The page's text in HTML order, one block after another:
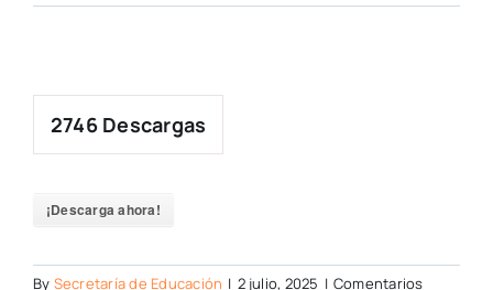
2746Descargas
¡Descarga ahora!
By Secretaría de Educación | 2 julio, 2025 | Comentarios